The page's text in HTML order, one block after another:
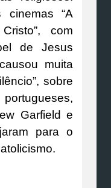
“A
com
de Jesus
muita
sobre
Garfield e
para o